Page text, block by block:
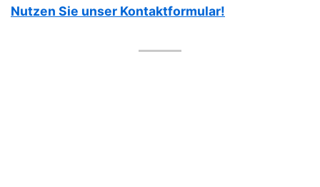
Nutzen Sie unser Kontaktformular!